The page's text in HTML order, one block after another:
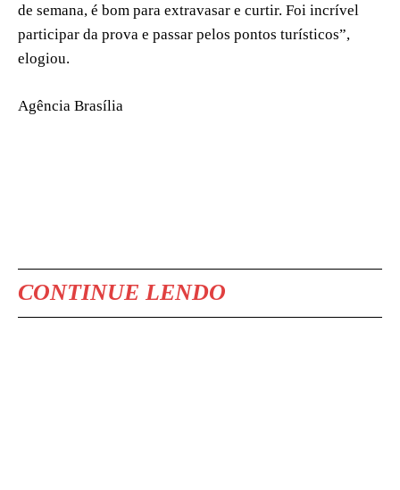
de semana, é bom para extravasar e curtir. Foi incrível
participar da prova e passar pelos pontos turísticos”,
elogiou.
Agência Brasília
CONTINUE LENDO